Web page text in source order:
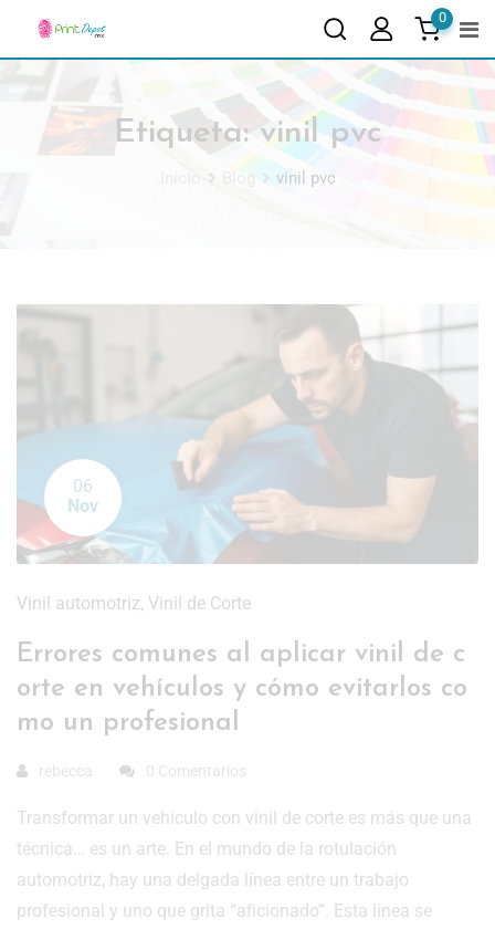
0
Etiqueta: vinil pvc
vinil pvc
06
Nov
Vinil automotriz, Vinil de Corte
Errores comunes al aplicar vinil de c
orte en vehículos y cómo evitarlos co
mo un profesional
rebecca 0 Comentarios
Transformar un vehículo con vinil de corte es más que una
técnica… es un arte. En el mundo de la rotulación
automotriz, hay una delgada línea entre un trabajo
profesional y uno que grita “aficionado”. Esta línea se